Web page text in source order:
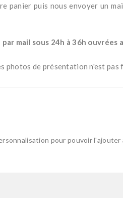
panier puis nous envoyer un
mail sous 24h à 36h
photos de présentation n'est pas
pour pouvoir l'ajouter